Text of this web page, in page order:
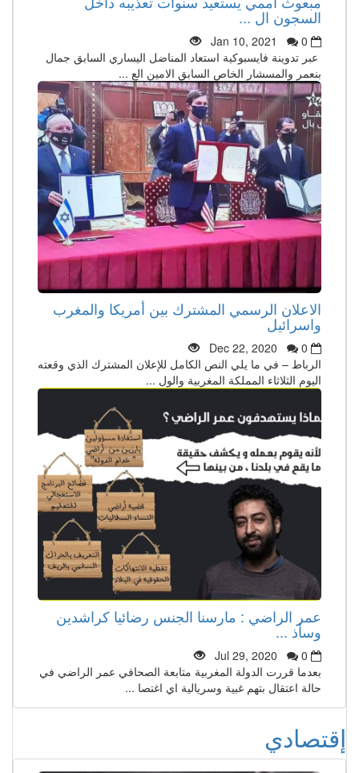
السجون ال ...
Jan 10, 2021
0
عبر تدوينة فايسبوكية استعاد المناضل اليساري السابق جمال
بنعمر والمسشار الخاص السابق الامين الع ...
الاعلان الرسمي المشترك بين أمريكا والمغرب
واسرائيل
Dec 22, 2020
0
الرباط – في ما يلي النص الكامل للإعلان المشترك الذي وقعته
اليوم الثلاثاء المملكة المغربية والول ...
عمر الراضي : مارسنا الجنس رضائيا كراشدين
وسأذ ...
Jul 29, 2020
0
بعدما قررت الدولة المغربية متابعة الصحافي عمر الراضي في
حالة اعتقال بتهم غبية وسريالية اي اغتصا ...
إقتصادي